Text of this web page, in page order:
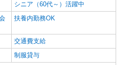
シニア（60代～）活躍中
扶養内勤務OK
交通費支給
制服貸与